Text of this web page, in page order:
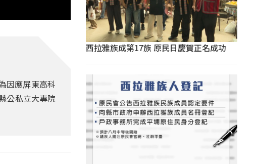
因應屏東高科
公私立大專院
西拉雅族成第17族 原民日慶賀正名成功